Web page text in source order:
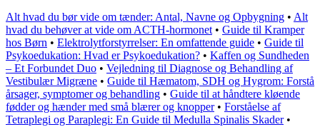
Alt hvad du bør vide om tænder: Antal, Navne og Opbygning • Alt
hvad du behøver at vide om ACTH-hormonet • Guide til Kramper
hos Børn • Elektrolytforstyrrelser: En omfattende guide • Guide til
Psykoedukation: Hvad er Psykoedukation? • Kaffen og Sundheden
– Et Forbundet Duo • Vejledning til Diagnose og Behandling af
Vestibulær Migræne • Guide til Hæmatom, SDH og Hygrom: Forstå
årsager, symptomer og behandling • Guide til at håndtere kløende
fødder og hænder med små blærer og knopper• Forståelse af
Tetraplegi og Paraplegi: En Guide til Medulla Spinalis Skader•